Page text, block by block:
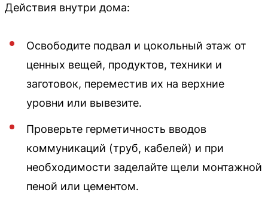
Действия внутри дома:
Освободите подвал и цокольный этаж от
ценных вещей, продуктов, техники и
заготовок, переместив их на верхние
уровни или вывезите.
Проверьте герметичность вводов
коммуникаций (труб, кабелей) и при
необходимости заделайте щели монтажной
пеной или цементом.